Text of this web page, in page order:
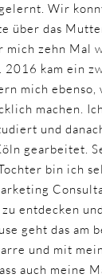
Wir
über das
mich zehn Mal
kam ein
mich ebenso,
machen.
und
gearbeitet.
bin ich
entdecken
geht das am
und mit
auch meine